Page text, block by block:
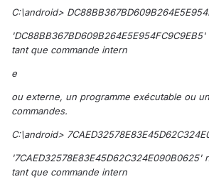
C:\android>
tant que commande intern
e
ou externe, un programme exécutable ou
commandes.
C:\android>
tant que commande intern